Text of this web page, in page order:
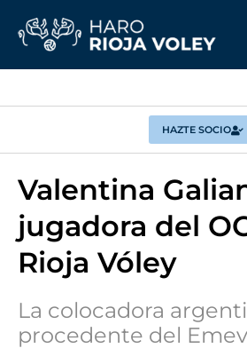
HAZTE SOCIO
Valentina
jugadora del
Rioja Vóley
La colocadora
procedente del